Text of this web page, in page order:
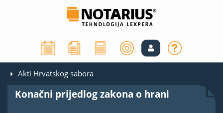
Akti Hrvatskog sabora
Konačni prijedlog zakona o hrani